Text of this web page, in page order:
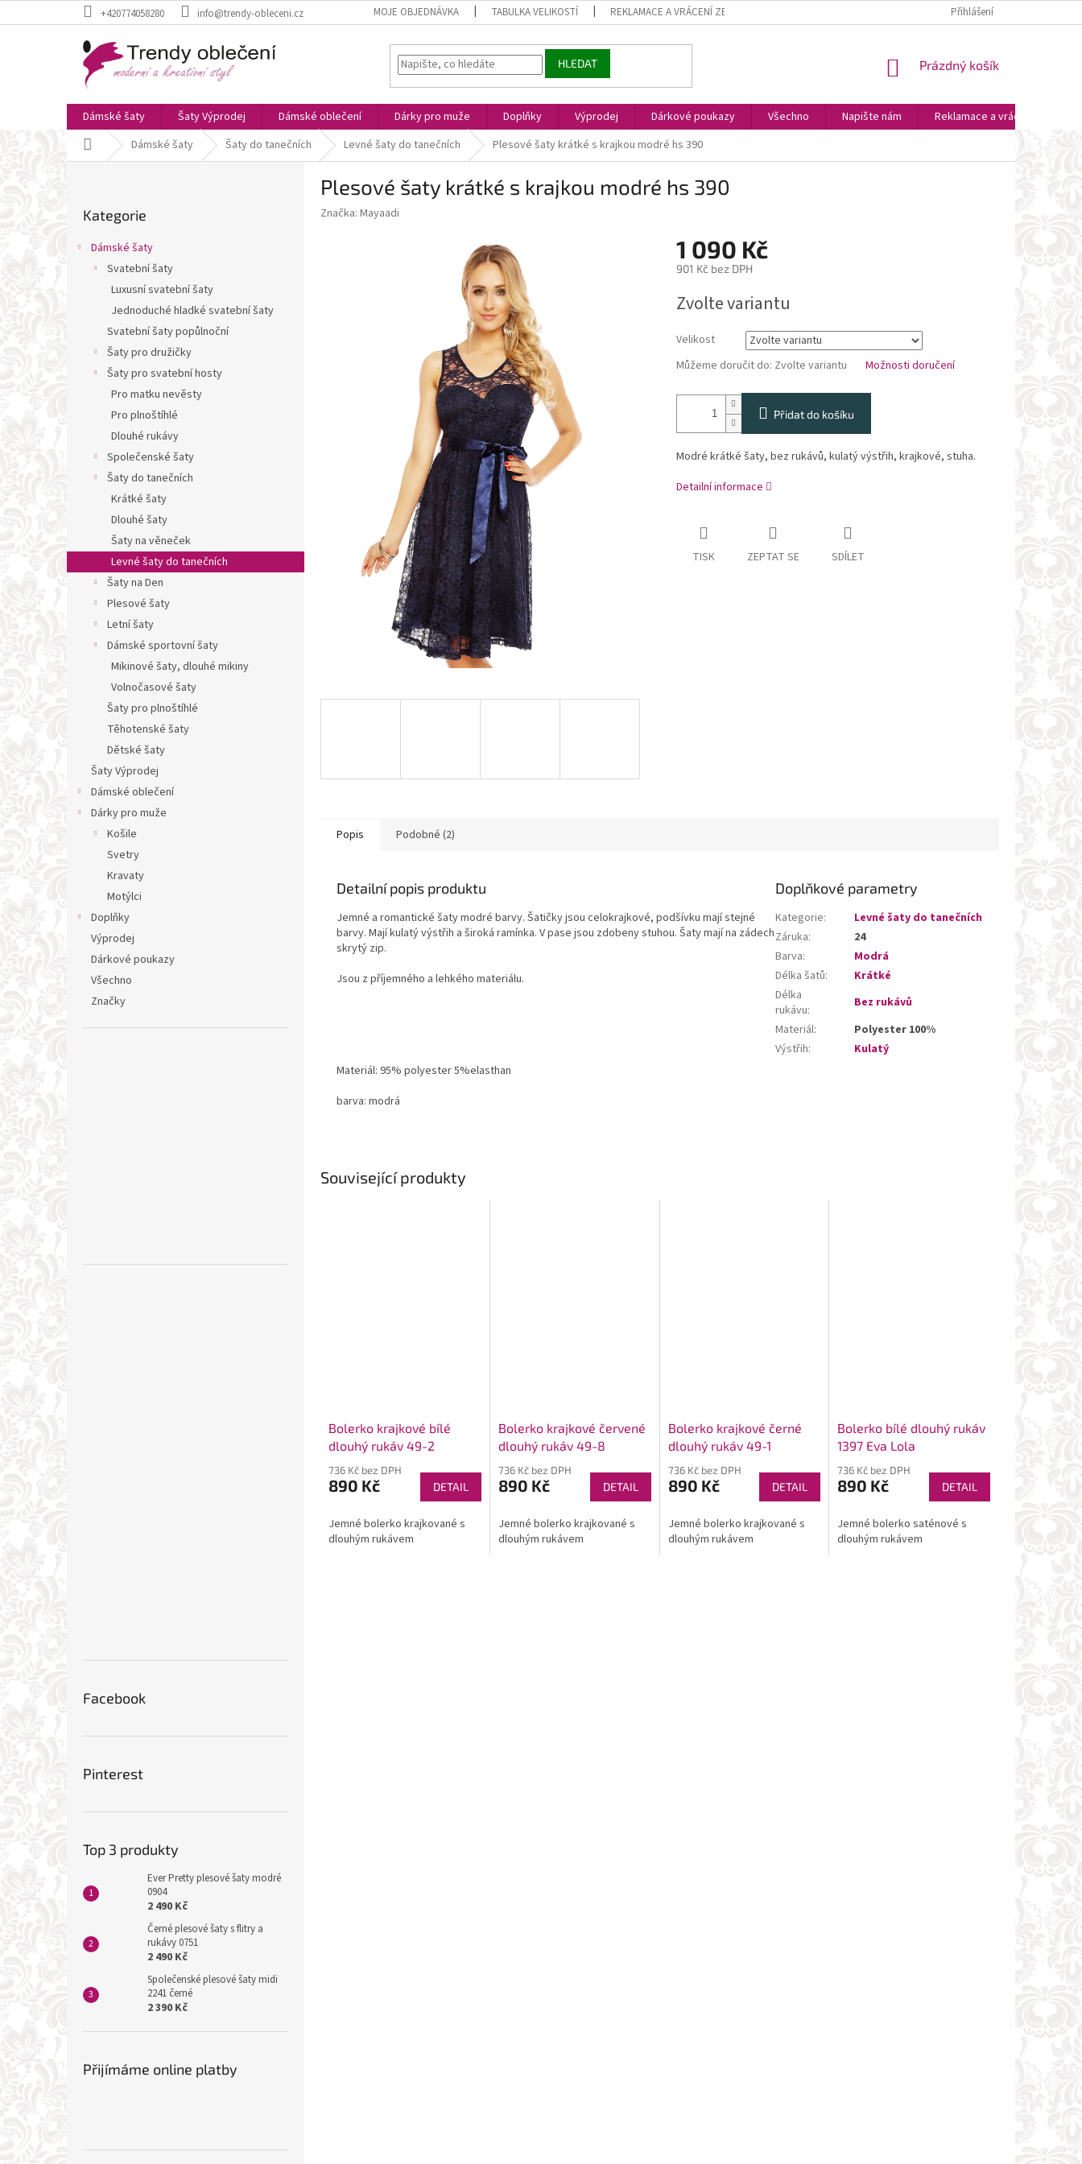
na
+420774058280 info@trendy-obleceni.cz MOJE OBJEDNÁVKA TABULKA VELIKOSTÍ REKLAMACE A VRÁCENÍ ZBOŽÍ OSOBNÍ VYZVEDNUTÍ
Přihlášení
HLEDAT
NÁKUPNÍ
Prázdný košík
Dámské šaty Šaty Výprodej Dámské oblečení Dárky pro muže Doplňky Výprodej Dárkové poukazy Všechno Napište nám
Reklamace a vrácení zboží
Domů Dámské šaty Šaty do tanečních Levné šaty do tanečních Plesové šaty krátké s krajkou modré hs 390
kategorie
Kategorie
Dámské šaty
Svatební šaty
Luxusní svatební šaty
Jednoduché hladké svatební šaty
Svatební šaty popůlnoční
Šaty pro družičky
Šaty pro svatební hosty
Pro matku nevěsty
Pro plnoštíhlé
Dlouhé rukávy
Společenské šaty
Šaty do tanečních
Krátké šaty
Dlouhé šaty
Šaty na věneček
Levné šaty do tanečních
Šaty na Den
Plesové šaty
Letní šaty
Dámské sportovní šaty
Mikinové šaty, dlouhé mikiny
Volnočasové šaty
Šaty pro plnoštíhlé
Těhotenské šaty
Dětské šaty
Šaty Výprodej
Dámské oblečení
Dárky pro muže
Košile
Svetry
Kravaty
Motýlci
Doplňky
Výprodej
Dárkové poukazy
Všechno
Značky
Facebook
Pinterest
Top 3 produkty
Ever Pretty plesové šaty modré
0904
2 490 Kč
Černé plesové šaty s flitry a
rukávy 0751
2 490 Kč
Společenské plesové šaty midi
2241 černé
2 390 Kč
Přijímáme online platby
Plesové šaty krátké s krajkou modré hs 390
Značka: Mayaadi
1 090 Kč
901 Kč bez DPH
cena:
Zvolte variantu
Velikost
Můžeme doručit do: Zvolte variantu Možnosti doručení
Přidat do košíku
Modré krátké šaty, bez rukávů, kulatý výstřih, krajkové, stuha.
Detailní informace
TISK ZEPTAT SE SDÍLET
Související produkty
Bolerko krajkové bílé
dlouhý rukáv 49-2
736 Kč bez DPH
890 Kč DETAIL
Jemné bolerko krajkované s
dlouhým rukávem
Bolerko krajkové červené
dlouhý rukáv 49-8
736 Kč bez DPH
890 Kč DETAIL
Jemné bolerko krajkované s
dlouhým rukávem
Bolerko krajkové černé
dlouhý rukáv 49-1
736 Kč bez DPH
890 Kč DETAIL
Jemné bolerko krajkované s
dlouhým rukávem
Bolerko bílé dlouhý rukáv
1397 Eva Lola
736 Kč bez DPH
890 Kč DETAIL
Jemné bolerko saténové s
dlouhým rukávem
Popis Podobné (2)
Detailní popis produktu
Jemné a romantické šaty modré barvy. Šatičky jsou celokrajkové, podšívku mají stejné
barvy. Mají kulatý výstřih a široká ramínka. V pase jsou zdobeny stuhou. Šaty mají na zádech
skrytý zip.
Jsou z příjemného a lehkého materiálu.
Materiál: 95% polyester 5%elasthan
barva: modrá
Doplňkové parametry
Kategorie:
Levné šaty do tanečních
Záruka:
24
Barva:
Modrá
Délka šatů:
Krátké
Délka
rukávu:
Bez rukávů
Materiál:
Polyester 100%
Výstřih: Kulatý